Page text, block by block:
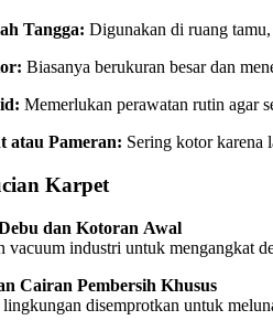
Tangga: Digunakan di ruang
Biasanya berukuran besar dan
Memerlukan perawatan rutin agar
atau Pameran: Sering kotor karena
Karpet
dan Kotoran Awal
vacuum industri untuk mengangkat
Cairan Pembersih Khusus
disemprotkan untuk